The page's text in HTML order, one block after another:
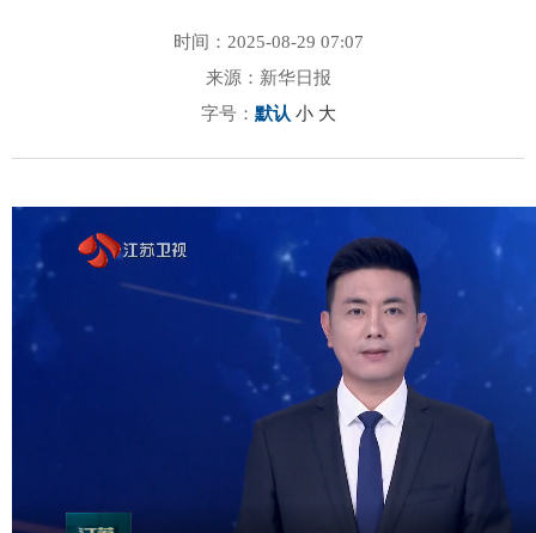
时间：2025-08-29 07:07
来源：新华日报
字号： 默认 小 大